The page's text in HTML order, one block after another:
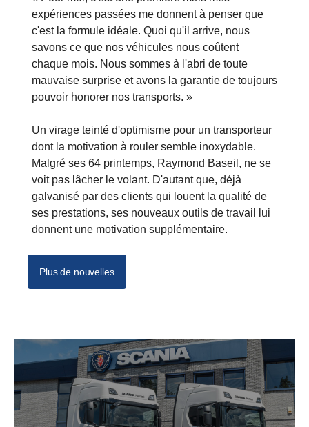
expériences passées me donnent à penser que
c'est la formule idéale. Quoi qu'il arrive, nous
savons ce que nos véhicules nous coûtent
chaque mois. Nous sommes à l'abri de toute
mauvaise surprise et avons la garantie de toujours
pouvoir honorer nos transports. »
Un virage teinté d'optimisme pour un transporteur
dont la motivation à rouler semble inoxydable.
Malgré ses 64 printemps, Raymond Baseil, ne se
voit pas lâcher le volant. D'autant que, déjà
galvanisé par des clients qui louent la qualité de
ses prestations, ses nouveaux outils de travail lui
donnent une motivation supplémentaire.
Plus de nouvelles